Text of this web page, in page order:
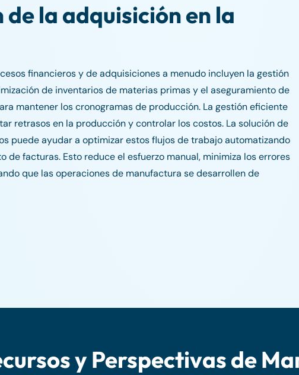
la adquisición en la
financieros y de adquisiciones a menudo incluyen la gestión
de inventarios de materias primas y el aseguramiento de
mantener los cronogramas de producción. La gestión eficiente
retrasos en la producción y controlar los costos. La solución de
puede ayudar a optimizar estos flujos de trabajo automatizando
de facturas. Esto reduce el esfuerzo manual, minimiza los errores
que las operaciones de manufactura se desarrollen de
y Perspectivas de